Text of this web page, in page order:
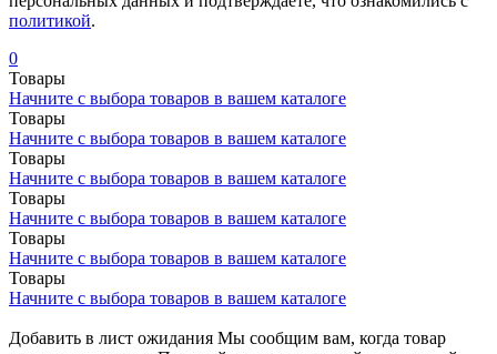
политикой.
0
Товары
Начните с выбора товаров в вашем каталоге
Товары
Начните с выбора товаров в вашем каталоге
Товары
Начните с выбора товаров в вашем каталоге
Товары
Начните с выбора товаров в вашем каталоге
Товары
Начните с выбора товаров в вашем каталоге
Товары
Начните с выбора товаров в вашем каталоге
Добавить в лист ожидания Мы сообщим вам, когда товар